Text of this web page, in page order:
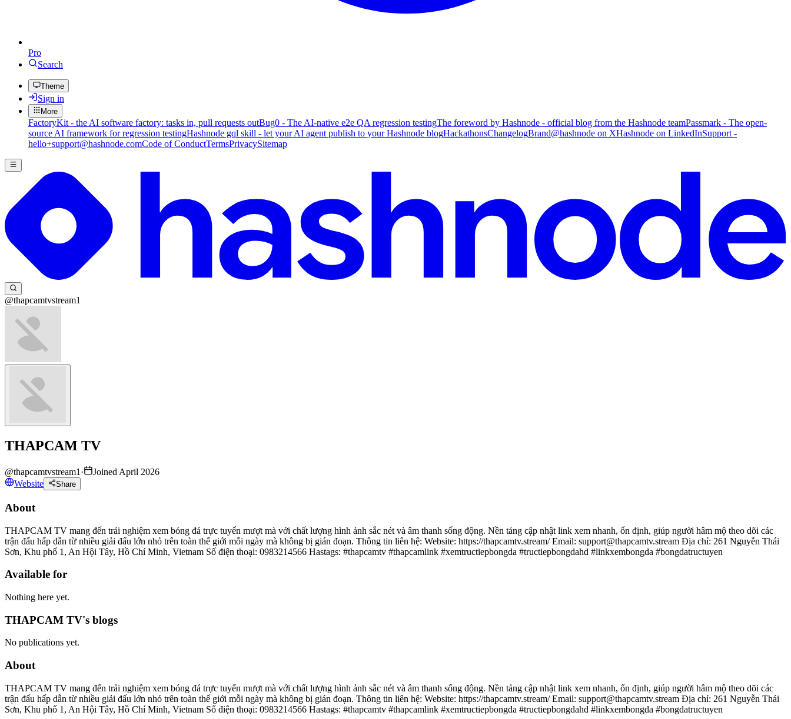
Pro
Search
Theme
Sign in
More
FactoryKit - the AI software factory: tasks in, pull requests outBug0 - The AI-native e2e QA regression testingThe foreword by Hashnode - official blog from the Hashnode teamPassmark - The open-
source AI framework for regression testingHashnode gql skill - let your AI agent publish to your Hashnode blogHackathonsChangelogBrand@hashnode on XHashnode on LinkedInSupport -
hello+support@hashnode.comCode of ConductTermsPrivacySitemap
@thapcamtvstream1
THAPCAM TV
@thapcamtvstream1 ·
Joined April 2026
Website
Share
About
THAPCAM TV mang đến trải nghiệm xem bóng đá trực tuyến mượt mà với chất lượng hình ảnh sắc nét và âm thanh sống động. Nền tảng cập nhật link xem nhanh, ổn định, giúp người hâm mộ theo dõi các
trận đấu hấp dẫn từ nhiều giải đấu lớn nhỏ trên toàn thế giới mỗi ngày mà không bị gián đoạn. Thông tin liên hệ: Website: https://thapcamtv.stream/ Email: support@thapcamtv.stream Địa chỉ: 261 Nguyễn Thái
Sơn, Khu phố 1, An Hội Tây, Hồ Chí Minh, Vietnam Số điện thoại: 0983214566 Hastags: #thapcamtv #thapcamlink #xemtructiepbongda #tructiepbongdahd #linkxembongda #bongdatructuyen
Available for
Nothing here yet.
THAPCAM TV's blogs
No publications yet.
About
THAPCAM TV mang đến trải nghiệm xem bóng đá trực tuyến mượt mà với chất lượng hình ảnh sắc nét và âm thanh sống động. Nền tảng cập nhật link xem nhanh, ổn định, giúp người hâm mộ theo dõi các
trận đấu hấp dẫn từ nhiều giải đấu lớn nhỏ trên toàn thế giới mỗi ngày mà không bị gián đoạn. Thông tin liên hệ: Website: https://thapcamtv.stream/ Email: support@thapcamtv.stream Địa chỉ: 261 Nguyễn Thái
Sơn, Khu phố 1, An Hội Tây, Hồ Chí Minh, Vietnam Số điện thoại: 0983214566 Hastags: #thapcamtv #thapcamlink #xemtructiepbongda #tructiepbongdahd #linkxembongda #bongdatructuyen